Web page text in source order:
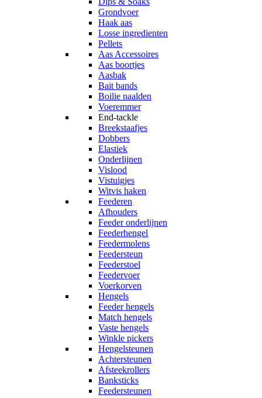
Grondvoer
Haak aas
Losse ingredienten
Pellets
Aas Accessoires
Aas boortjes
Aasbak
Bait bands
Boilie naalden
Voeremmer
End-tackle
Breekstaafjes
Dobbers
Elastiek
Onderlijnen
Vislood
Vistuigjes
Witvis haken
Feederen
Afhouders
Feeder onderlijnen
Feederhengel
Feedermolens
Feedersteun
Feederstoel
Feedervoer
Voerkorven
Hengels
Feeder hengels
Match hengels
Vaste hengels
Winkle pickers
Hengelsteunen
Achtersteunen
Afsteekrollers
Banksticks
Feedersteunen